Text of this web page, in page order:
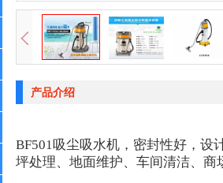
产品介绍
BF501吸尘吸水机，密封性好，设
坪处理、地面维护、车间清洁、商